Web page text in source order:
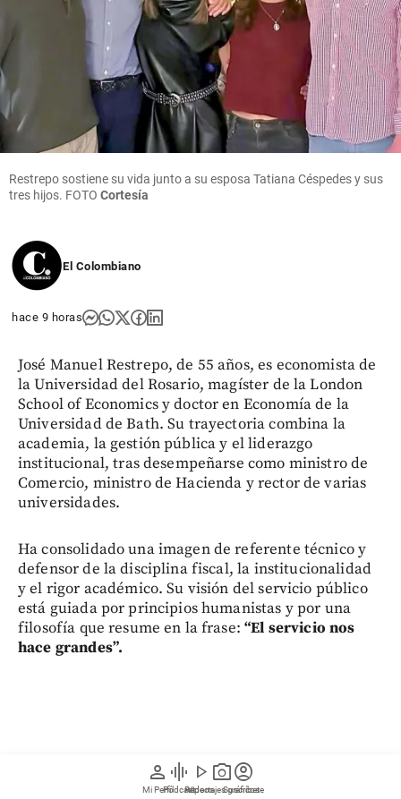
person
Mi Perfil
graphic_eq
Pódcast
play_arrow
Videos
photo_camera
Reportajes gráficos
account_circle
Suscríbete
Restrepo sostiene su vida junto a su esposa Tatiana Céspedes y sus
tres hijos. FOTO Cortesía
El Colombiano
hace 9 horas
José Manuel Restrepo, de 55 años, es economista de
la Universidad del Rosario, magíster de la London
School of Economics y doctor en Economía de la
Universidad de Bath. Su trayectoria combina la
academia, la gestión pública y el liderazgo
institucional, tras desempeñarse como ministro de
Comercio, ministro de Hacienda y rector de varias
universidades.
Ha consolidado una imagen de referente técnico y
defensor de la disciplina fiscal, la institucionalidad
y el rigor académico. Su visión del servicio público
está guiada por principios humanistas y por una
filosofía que resume en la frase:“El servicio nos
hace grandes”.